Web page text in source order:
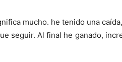
mucho. he tenido una
seguir. Al final he ganado,